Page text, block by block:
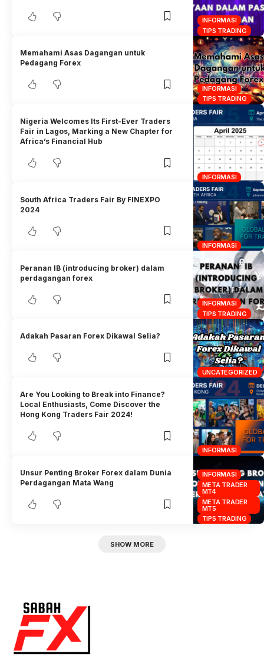
INFORMASI
TIPS TRADING
INFORMASI
TIPS TRADING
Memahami Asas Dagangan untuk
Pedagang Forex
INFORMASI
Nigeria Welcomes Its First-Ever Traders
Fair in Lagos, Marking a New Chapter for
Africa’s Financial Hub
INFORMASI
South Africa Traders Fair By FINEXPO
2024
INFORMASI
TIPS TRADING
Peranan IB (introducing broker) dalam
perdagangan forex
UNCATEGORIZED
Adakah Pasaran Forex Dikawal Selia?
INFORMASI
Are You Looking to Break into Finance?
Local Enthusiasts, Come Discover the
Hong Kong Traders Fair 2024!
INFORMASI
META TRADER
MT4
META TRADER
MT5
TIPS TRADING
Unsur Penting Broker Forex dalam Dunia
Perdagangan Mata Wang
SHOW MORE